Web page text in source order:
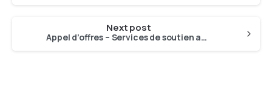
Next post
Appel d’offres – Services de soutien administratif et financier (2026-2029)